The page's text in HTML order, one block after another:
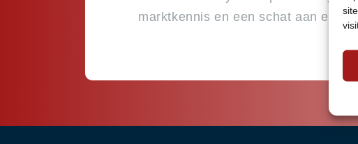
marktkennis en een schat aan